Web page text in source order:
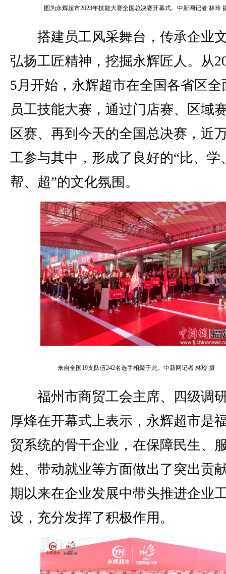
图为永辉超市2023年技能大赛全国总决赛开幕式。中新网记者 林玲
搭建员工风采舞台，传承企业
弘扬工匠精神，挖掘永辉匠人。从
5月开始，永辉超市在全国各省区全
员工技能大赛，通过门店赛、区域
区赛、再到今天的全国总决赛，近
工参与其中，形成了良好的“比、学
帮、超”的文化氛围。
来自全国19支队伍242名选手相聚于此。 中新网记者 林玲 摄
福州市商贸工会主席、四级调
厚烽在开幕式上表示，永辉超市是
贸系统的骨干企业，在保障民生、
姓、带动就业等方面做出了突出贡
期以来在企业发展中带头推进企业
设，充分发挥了积极作用。